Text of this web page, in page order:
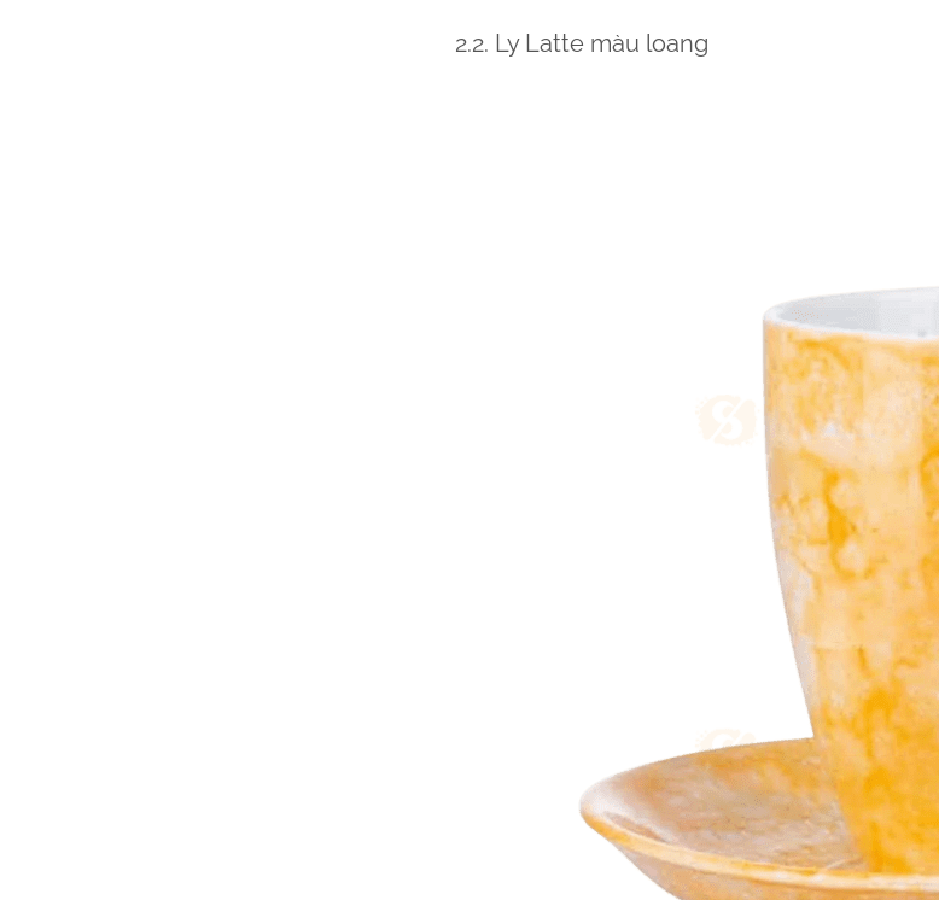
2.2. Ly Latte màu loang